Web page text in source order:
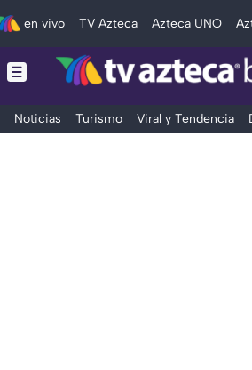
en vivo TV Azteca Azteca UNO
Noticias Turismo Viral y Tendencia